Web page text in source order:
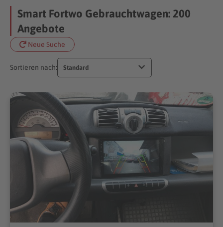
Smart Fortwo Gebrauchtwagen: 200
Angebote
Neue Suche
Sortieren nach: Standard